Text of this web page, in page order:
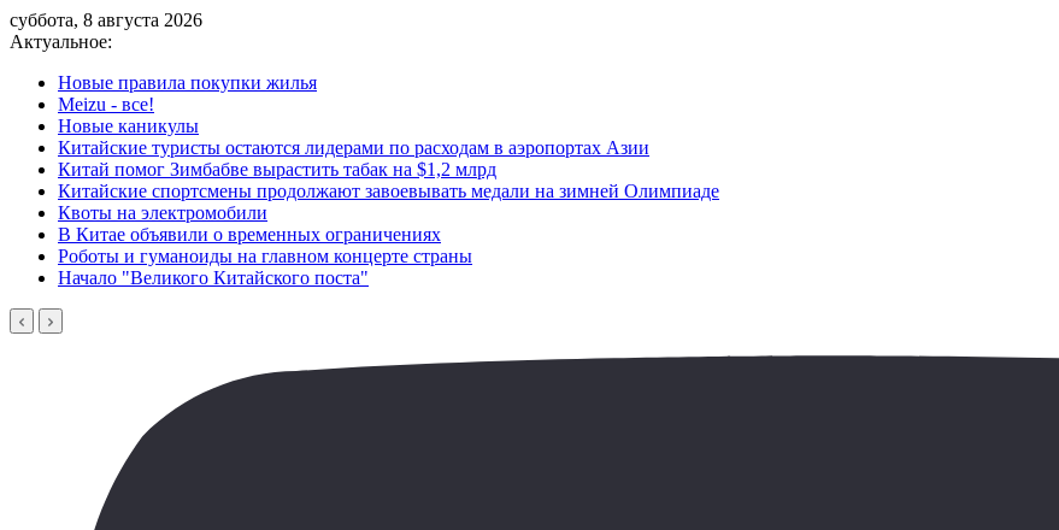
суббота, 8 августа 2026
Актуальное:
Новые правила покупки жилья
Meizu - все!
Новые каникулы
Китайские туристы остаются лидерами по расходам в аэропортах Азии
Китай помог Зимбабве вырастить табак на $1,2 млрд
Китайские спортсмены продолжают завоевывать медали на зимней Олимпиаде
Квоты на электромобили
В Китае объявили о временных ограничениях
Роботы и гуманоиды на главном концерте страны
Начало "Великого Китайского поста"